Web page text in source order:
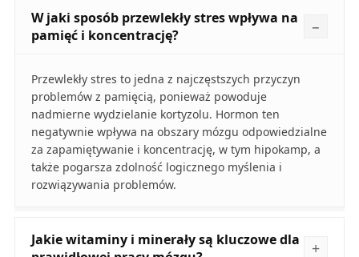
W jaki sposób przewlekły stres wpływa na
pamięć i koncentrację?
Przewlekły stres to jedna z najczęstszych przyczyn
problemów z pamięcią, ponieważ powoduje
nadmierne wydzielanie kortyzolu. Hormon ten
negatywnie wpływa na obszary mózgu odpowiedzialne
za zapamiętywanie i koncentrację, w tym hipokamp, a
także pogarsza zdolność logicznego myślenia i
rozwiązywania problemów.
Jakie witaminy i minerały są kluczowe dla